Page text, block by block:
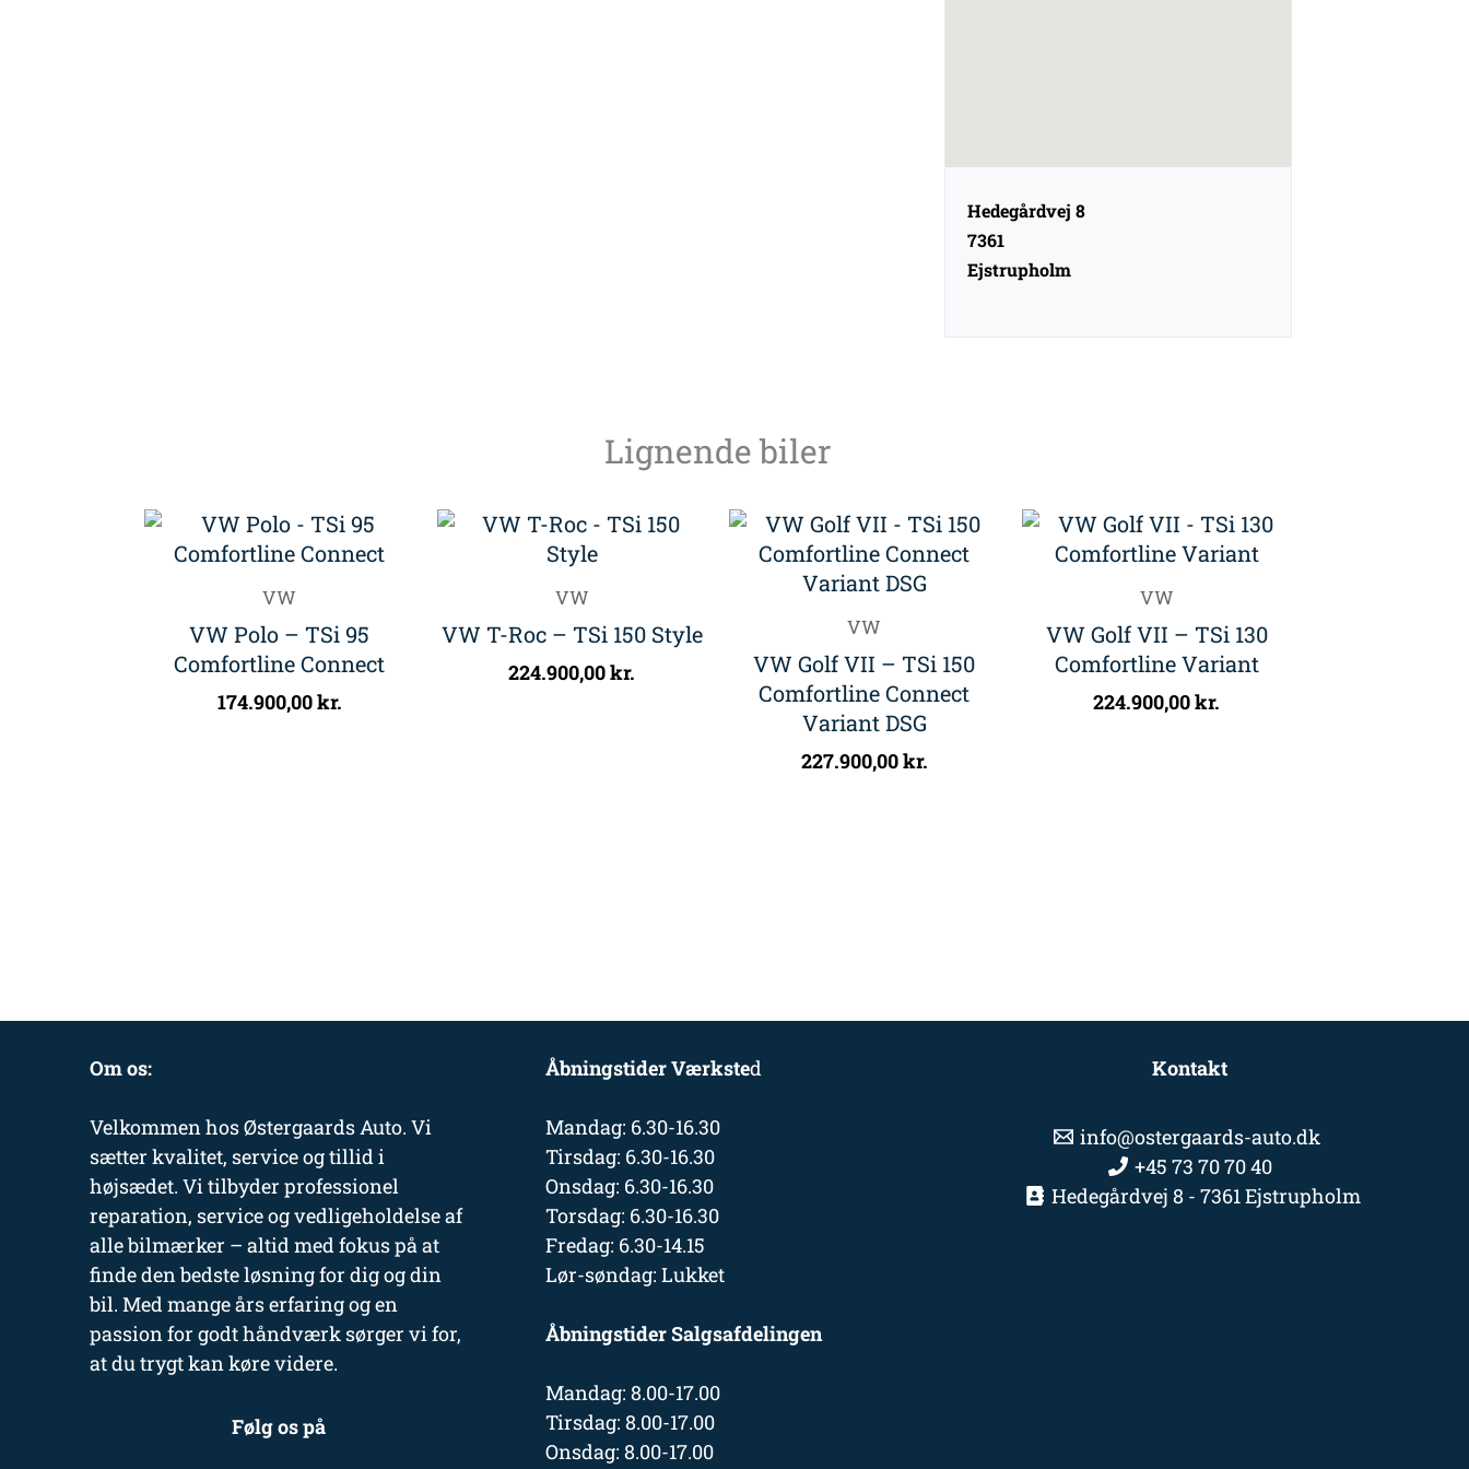
Hedegårdvej 8
7361
Ejstrupholm
Lignende biler
VW
VW Polo – TSi 95
Comfortline Connect
174.900,00kr.
VW
VW T-Roc – TSi 150 Style
224.900,00kr.
VW
VW Golf VII – TSi 150
Comfortline Connect
Variant DSG
227.900,00kr.
VW
VW Golf VII – TSi 130
Comfortline Variant
224.900,00kr.
Om os:
Velkommen hos Østergaards Auto. Vi
sætter kvalitet, service og tillid i
højsædet. Vi tilbyder professionel
reparation, service og vedligeholdelse af
alle bilmærker – altid med fokus på at
finde den bedste løsning for dig og din
bil. Med mange års erfaring og en
passion for godt håndværk sørger vi for,
at du trygt kan køre videre.
Følg os på
Åbningstider Værksted
Mandag: 6.30-16.30
Tirsdag: 6.30-16.30
Onsdag: 6.30-16.30
Torsdag: 6.30-16.30
Fredag: 6.30-14.15
Lør-søndag: Lukket
Åbningstider Salgsafdelingen
Mandag: 8.00-17.00
Tirsdag: 8.00-17.00
Onsdag: 8.00-17.00
Kontakt
info@ostergaards-auto.dk
+45 73 70 70 40
Hedegårdvej 8 - 7361 Ejstrupholm